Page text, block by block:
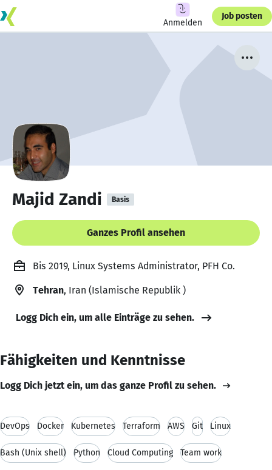
Anmelden
Job posten
Majid Zandi Basis
Ganzes Profil ansehen
Bis 2019, Linux Systems Administrator, PFH Co.
Tehran, Iran (Islamische Republik )
Logg Dich ein, um alle Einträge zu sehen.
Fähigkeiten und Kenntnisse
Logg Dich jetzt ein, um das ganze Profil zu sehen.
DevOps Docker Kubernetes Terraform AWS Git Linux
Bash (Unix shell) Python Cloud Computing Team work